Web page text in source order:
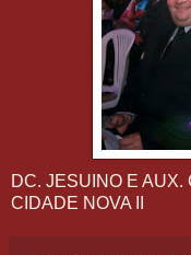
DC. JESUINO E AUX.
CIDADE NOVA II